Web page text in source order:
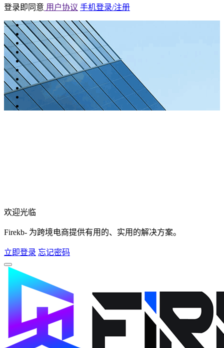
登录即同意 用户协议 手机登录/注册
欢迎光临
Firekb- 为跨境电商提供有用的、实用的解决方案。
立即登录 忘记密码